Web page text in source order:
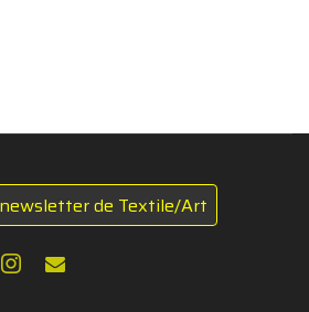
de Textile/Art